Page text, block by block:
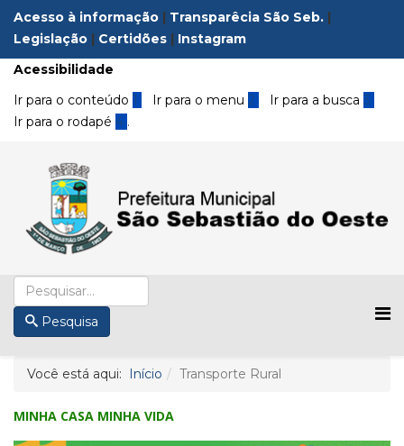
Acesso à informação | Transparêcia São Seb. |
Legislação | Certidões | Instagram
Acessibilidade
Ir para o conteúdo 1 Ir para o menu 2 Ir para a busca3
Ir para o rodapé 4 .
Pesquisa
Você está aqui: Início Transporte Rural
MINHA CASA MINHA VIDA